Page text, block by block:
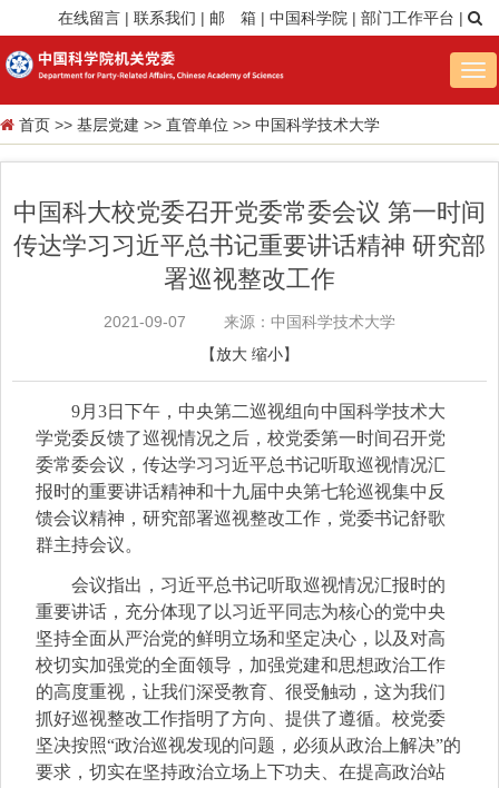
在线留言 | 联系我们 | 邮 箱 | 中国科学院 | 部门工作平台 |
首页 >> 基层党建 >> 直管单位 >> 中国科学技术大学
中国科大校党委召开党委常委会议 第一时间
传达学习习近平总书记重要讲话精神 研究部
署巡视整改工作
2021-09-07
来源：中国科学技术大学
【放大 缩小】
9月3日下午，中央第二巡视组向中国科学技术大
学党委反馈了巡视情况之后，校党委第一时间召开党
委常委会议，传达学习习近平总书记听取巡视情况汇
报时的重要讲话精神和十九届中央第七轮巡视集中反
馈会议精神，研究部署巡视整改工作，党委书记舒歌
群主持会议。
会议指出，习近平总书记听取巡视情况汇报时的
重要讲话，充分体现了以习近平同志为核心的党中央
坚持全面从严治党的鲜明立场和坚定决心，以及对高
校切实加强党的全面领导，加强党建和思想政治工作
的高度重视，让我们深受教育、很受触动，这为我们
抓好巡视整改工作指明了方向、提供了遵循。校党委
坚决按照“政治巡视发现的问题，必须从政治上解决”的
要求，切实在坚持政治立场上下功夫、在提高政治站